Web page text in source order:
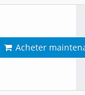
Acheter